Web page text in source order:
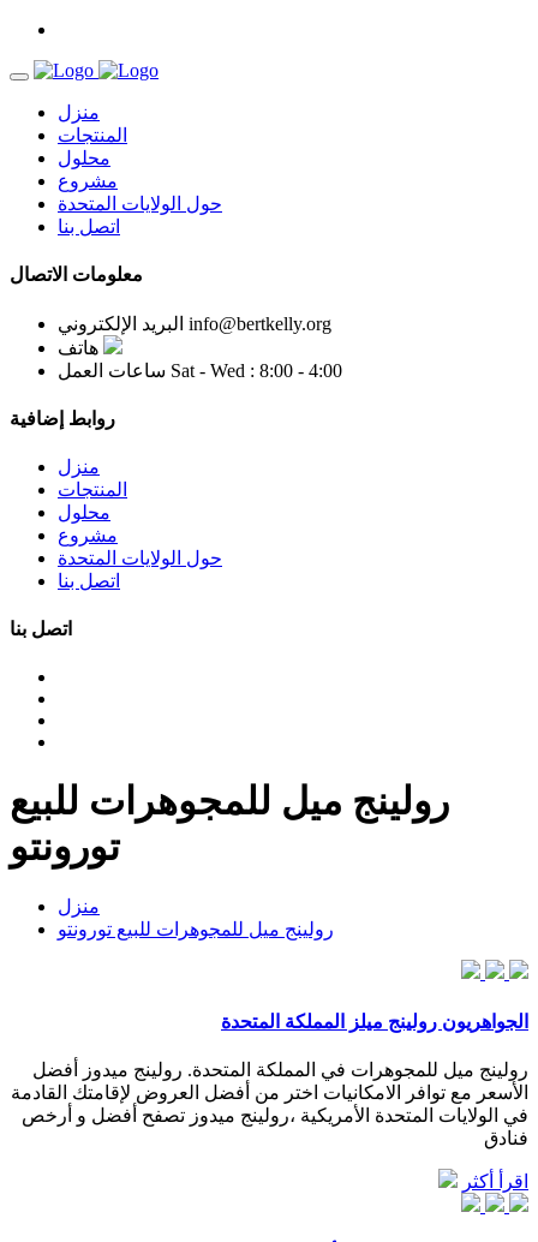
منزل
المنتجات
محلول
مشروع
حول الولايات المتحدة
اتصل بنا
معلومات الاتصال
البريد الإلكتروني info@bertkelly.org
هاتف
ساعات العمل Sat - Wed : 8:00 - 4:00
روابط إضافية
منزل
المنتجات
محلول
مشروع
حول الولايات المتحدة
اتصل بنا
اتصل بنا
رولينج ميل للمجوهرات للبيع
تورونتو
منزل
رولينج ميل للمجوهرات للبيع تورونتو
الجواهريون رولينج ميلز المملكة المتحدة
رولينج ميل للمجوهرات في المملكة المتحدة. رولينج ميدوز أفضل
الأسعر مع توافر الامكانيات اختر من أفضل العروض لإقامتك القادمة
في الولايات المتحدة الأمريكية ،رولينج ميدوز تصفح أفضل و أرخص
فنادق
اقرأ أكثر